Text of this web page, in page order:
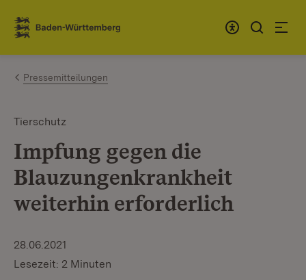
Zum Inhalt springen
Link zur Startseite
Pressemitteilungen
Tierschutz
Impfung gegen die
Blauzungenkrankheit
weiterhin erforderlich
28.06.2021
Lesezeit: 2 Minuten